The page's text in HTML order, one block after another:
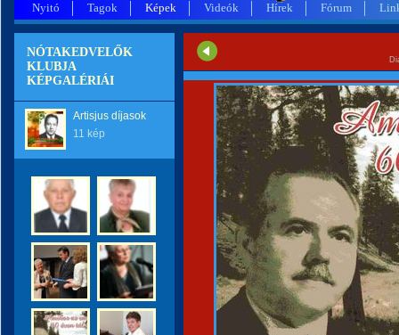
Nyitó Tagok Képek Videók Hírek Fórum
NÓTAKEDVELŐK
KLUBJA
KÉPGALÉRIÁI
Artisjus díjasok
11 kép